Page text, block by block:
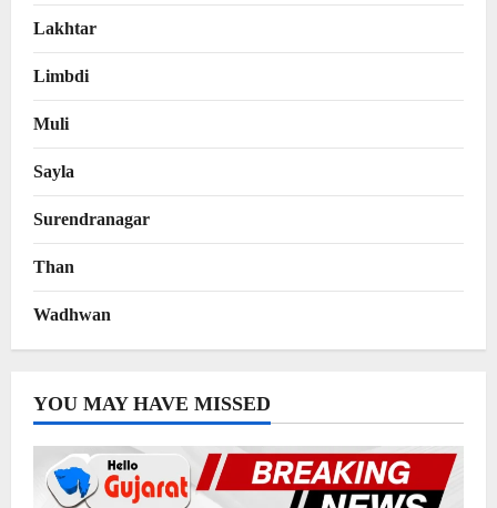
Lakhtar
Limbdi
Muli
Sayla
Surendranagar
Than
Wadhwan
YOU MAY HAVE MISSED